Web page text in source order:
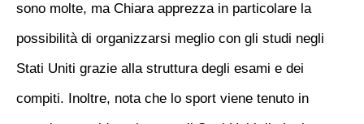
sono molte, ma Chiara apprezza in particolare la
possibilità di organizzarsi meglio con gli studi negli
Stati Uniti grazie alla struttura degli esami e dei
compiti. Inoltre, nota che lo sport viene tenuto in